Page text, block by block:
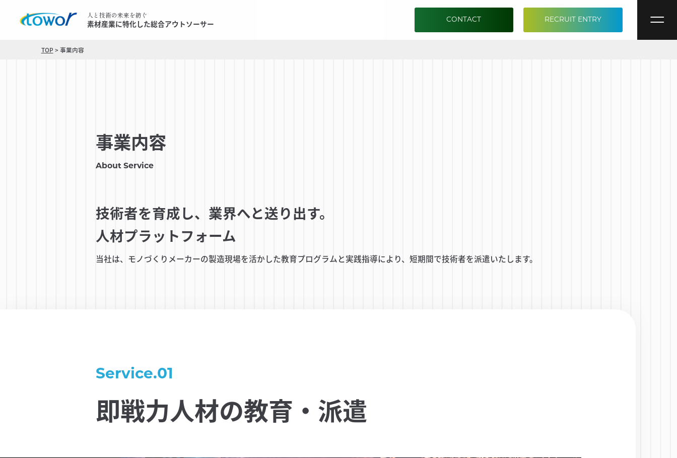
人と技術の未来を紡ぐ
素材産業に特化した総合アウトソーサー CONTACT RECRUIT ENTRY
TOP >事業内容
事業内容
About Service
技術者を育成し、業界へと送り出す。
人材プラットフォーム
当社は、モノづくりメーカーの製造現場を活かした教育プログラムと実践指導により、短期間で技術者を派遣いたします。
Service.01
即戦力人材の教育・派遣